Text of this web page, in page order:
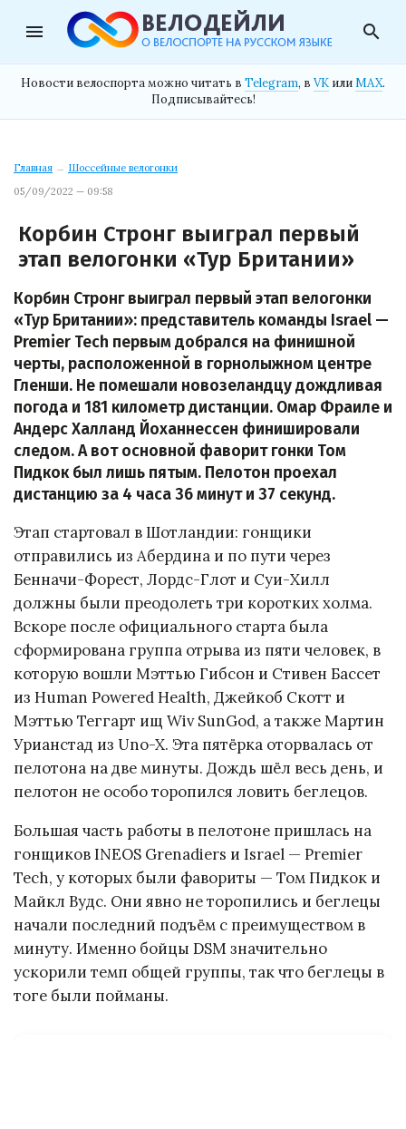
menu search
Новости велоспорта можно читать в Telegram, в VK илиMAX.
Подписывайтесь!
Главная → Шоссейные велогонки
05/09/2022 — 09:58
Корбин Стронг выиграл первый
этап велогонки «Тур Британии»
Корбин Стронг выиграл первый этап велогонки
«Тур Британии»: представитель команды Israel —
Premier Tech первым добрался на финишной
черты, расположенной в горнолыжном центре
Гленши. Не помешали новозеландцу дождливая
погода и 181 километр дистанции. Омар Фраиле и
Андерс Халланд Йоханнессен финишировали
следом. А вот основной фаворит гонки Том
Пидкок был лишь пятым. Пелотон проехал
дистанцию за 4 часа 36 минут и 37 секунд.
Этап стартовал в Шотландии: гонщики
отправились из Абердина и по пути через
Бенначи-Форест, Лордс-Глот и Суи-Хилл
должны были преодолеть три коротких холма.
Вскоре после официального старта была
сформирована группа отрыва из пяти человек, в
которую вошли Мэттью Гибсон и Стивен Бассет
из Human Powered Health, Джейкоб Скотт и
Мэттью Теггарт ищ Wiv SunGod, а также Мартин
Урианстад из Uno-X. Эта пятёрка оторвалась от
пелотона на две минуты. Дождь шёл весь день, и
пелотон не особо торопился ловить беглецов.
Большая часть работы в пелотоне пришлась на
гонщиков INEOS Grenadiers и Israel — Premier
Tech, у которых были фавориты — Том Пидкок и
Майкл Вудс. Они явно не торопились и беглецы
начали последний подъём с преимуществом в
минуту. Именно бойцы DSM значительно
ускорили темп общей группы, так что беглецы в
тоге были пойманы.